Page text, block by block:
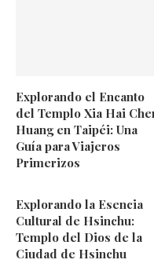
Explorando el Encanto
del Templo Xia Hai
Huang en Taipéi: Una
Guía para Viajeros
Primerizos
Explorando la Esencia
Cultural de Hsinchu:
Templo del Dios de la
Ciudad de Hsinchu